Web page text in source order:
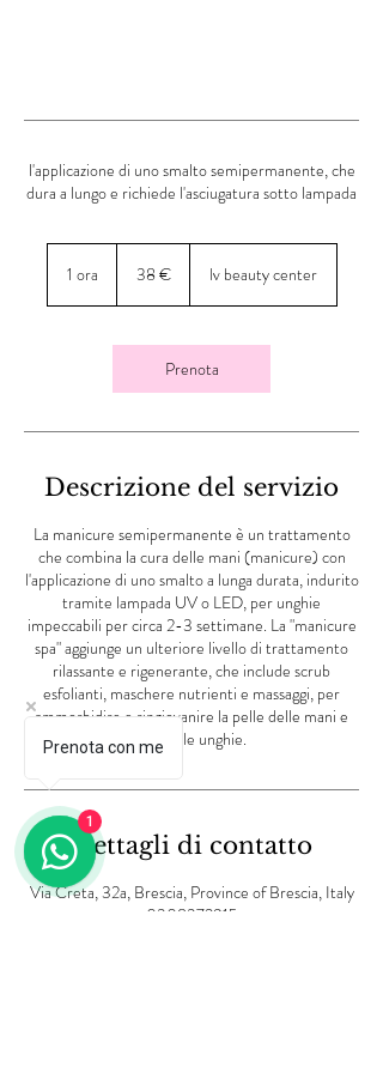
l'applicazione di uno smalto semipermanente, che
dura a lungo e richiede l'asciugatura sotto lampada
1 ora 38 € lv beauty center
Prenota
Descrizione del servizio
La manicure semipermanente è un trattamento
che combina la cura delle mani (manicure) con
l'applicazione di uno smalto a lunga durata, indurito
tramite lampada UV o LED, per unghie
impeccabili per circa 2-3 settimane. La "manicure
spa" aggiunge un ulteriore livello di trattamento
rilassante e rigenerante, che include scrub
esfolianti, maschere nutrienti e massaggi, per
ammorbidire e ringiovanire la pelle delle mani e
curare le unghie.
Dettagli di contatto
Via Creta, 32a, Brescia, Province of Brescia, Italy
0308372915
Prenota con me
1